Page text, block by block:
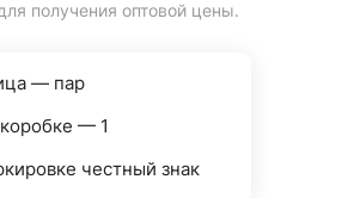
получения оптовой цены.
— пар
коробке — 1
честный знак